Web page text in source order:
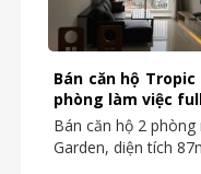
Bán căn hộ
phòng làm việc
Bán căn hộ 2
Garden, diện tích